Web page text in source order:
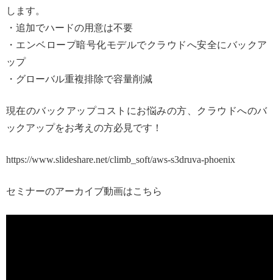
します。
・追加でハードの用意は不要
・エンベロープ暗号化モデルでクラウドへ安全にバックア
ップ
・グローバル重複排除で容量削減
現在のバックアップコストにお悩みの方、クラウドへのバ
ックアップをお考えの方必見です！
https://www.slideshare.net/climb_soft/aws-s3druva-phoenix
セミナーのアーカイブ動画はこちら